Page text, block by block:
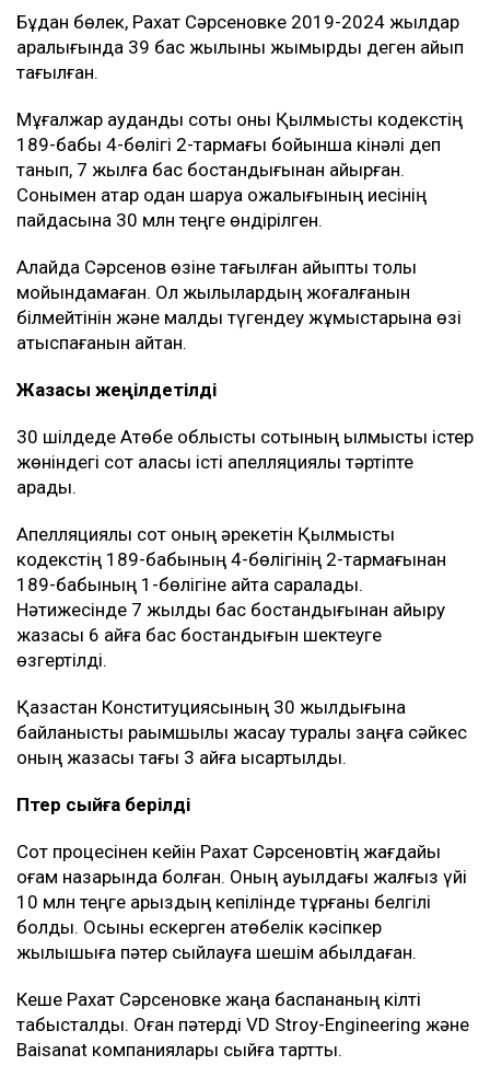
Бұдан бөлек, Рахат Сәрсеновке 2019-2024 жылдар
аралығында 39 бас жылқыны жымқырды деген айып
тағылған.
Мұғалжар аудандық соты оны Қылмыстық кодекстің
189-бабы 4-бөлігі 2-тармағы бойынша кінәлі деп
танып, 7 жылға бас бостандығынан айырған.
Сонымен қатар одан шаруа қожалығының иесінің
пайдасына 30 млн теңге өндірілген.
Алайда Сәрсенов өзіне тағылған айыпты толық
мойындамаған. Ол жылқылардың жоғалғанын
білмейтінін және малды түгендеу жұмыстарына өзі
қатыспағанын айтқан.
Жазасы жеңілдетілді
30 шілдеде Ақтөбе облыстық сотының қылмыстық істер
жөніндегі сот алқасы істі апелляциялық тәртіпте
қарады.
Апелляциялық сот оның әрекетін Қылмыстық
кодекстің 189-бабының 4-бөлігінің 2-тармағынан
189-бабының 1-бөлігіне қайта саралады.
Нәтижесінде 7 жылдық бас бостандығынан айыру
жазасы 6 айға бас бостандығын шектеуге
өзгертілді.
Қазақстан Конституциясының 30 жылдығына
байланысты рақымшылық жасау туралы заңға сәйкес
оның жазасы тағы 3 айға қысқартылды.
Пәтер сыйға берілді
Сот процесінен кейін Рахат Сәрсеновтің жағдайы
қоғам назарында болған. Оның ауылдағы жалғыз үйі
10 млн теңге қарыздың кепілінде тұрғаны белгілі
болды. Осыны ескерген ақтөбелік кәсіпкер
жылқышыға пәтер сыйлауға шешім қабылдаған.
Кеше Рахат Сәрсеновке жаңа баспананың кілті
табысталды. Оған пәтерді VD Stroy-Engineering және
Baisanat компаниялары сыйға тартты.